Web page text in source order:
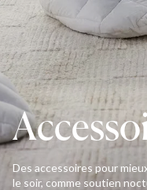
Des accessoires pour
le soir, comme soutien